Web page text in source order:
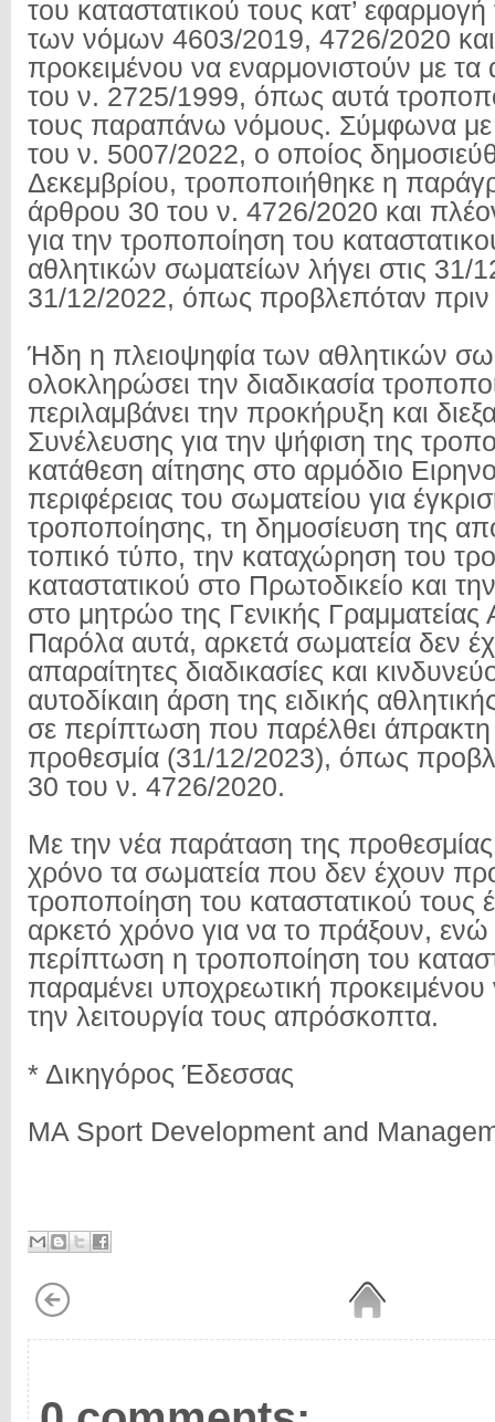
του καταστατικού τους κατ’
των νόμων 4603/2019, 4726/2020
προκειμένου να εναρμονιστούν με τα
του ν. 2725/1999, όπως αυτά
τους παραπάνω νόμους. Σύμφωνα
του ν. 5007/2022, ο οποίος
Δεκεμβρίου, τροποποιήθηκε η
άρθρου 30 του ν. 4726/2020 και
για την τροποποίηση του
αθλητικών σωματείων λήγει στις 31/
31/12/2022, όπως προβλεπόταν
Ήδη η πλειοψηφία των αθλητικών
ολοκληρώσει την διαδικασία
περιλαμβάνει την προκήρυξη και
Συνέλευσης για την ψήφιση της
κατάθεση αίτησης στο αρμόδιο
περιφέρειας του σωματείου για
τροποποίησης, τη δημοσίευση της
τοπικό τύπο, την καταχώρηση του
καταστατικού στο Πρωτοδικείο και
στο μητρώο της Γενικής Γραμματείας
Παρόλα αυτά, αρκετά σωματεία δεν
απαραίτητες διαδικασίες και
αυτοδίκαιη άρση της ειδικής
σε περίπτωση που παρέλθει
προθεσμία (31/12/2023), όπως
30 του ν. 4726/2020.
Με την νέα παράταση της
χρόνο τα σωματεία που δεν έχουν
τροποποίηση του καταστατικού τους
αρκετό χρόνο για να το πράξουν,
περίπτωση η τροποποίηση του
παραμένει υποχρεωτική
την λειτουργία τους απρόσκοπτα.
* Δικηγόρος Έδεσσας
MA Sport Development and